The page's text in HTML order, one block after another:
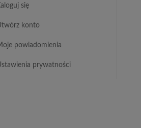
zaloguj się
utwórz konto
moje powiadomienia
ustawienia prywatności